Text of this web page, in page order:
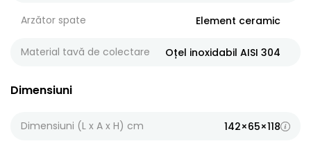
Arzător spate Element ceramic
Material tavă de colectare Oțel inoxidabil AISI 304
Dimensiuni
Dimensiuni (L x A x H) cm 142×65×118